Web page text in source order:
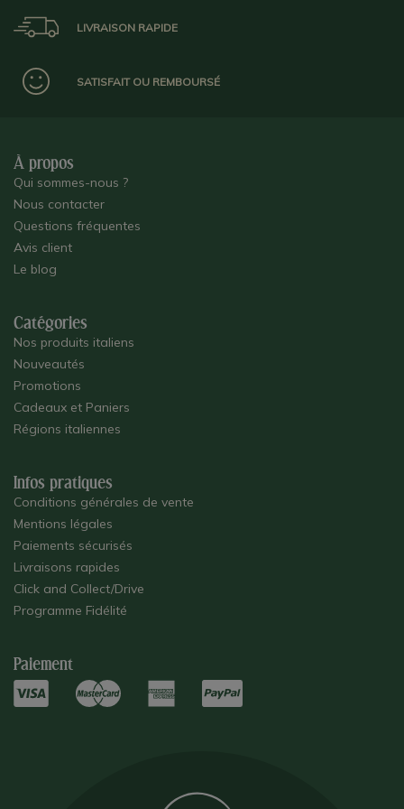
LIVRAISON RAPIDE
SATISFAIT OU REMBOURSÉ
À propos
Qui sommes-nous ?
Nous contacter
Questions fréquentes
Avis client
Le blog
Catégories
Nos produits italiens
Nouveautés
Promotions
Cadeaux et Paniers
Régions italiennes
Infos pratiques
Conditions générales de vente
Mentions légales
Paiements sécurisés
Livraisons rapides
Click and Collect/Drive
Programme Fidélité
Paiement